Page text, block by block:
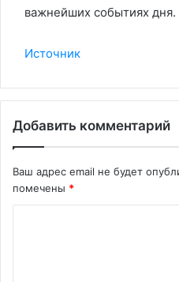
важнейших событиях дня.
Источник
Добавить комментарий
Ваш адрес email не будет
помечены *